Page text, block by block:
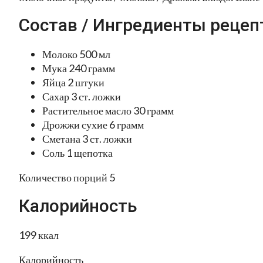
Состав / Ингредиенты
Молоко 500 мл
Мука 240 грамм
Яйца 2 штуки
Сахар 3 ст. ложки
Растительное масло 30 грамм
Дрожжи сухие 6 грамм
Сметана 3 ст. ложки
Соль 1 щепотка
Количество порций 5
Калорийность
199 ккал
Калорийность